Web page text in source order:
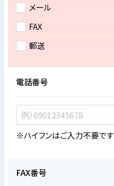
メール
FAX
郵送
電話番号
※ハイフンはご入力不要です
FAX番号